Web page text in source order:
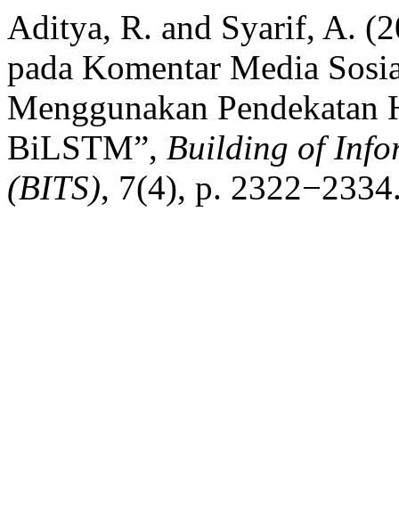
Aditya, R. and Syarif, A.
pada Komentar Media
Menggunakan
BiLSTM”, Building of
(BITS), 7(4), p.